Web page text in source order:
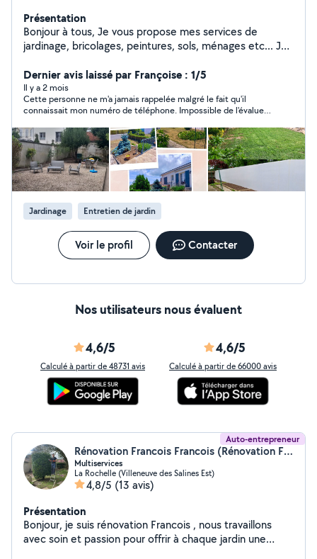
Présentation
Bonjour à tous, Je vous propose mes services de
jardinage, bricolages, peintures, sols, ménages etc... Je
plusieurs services selon vos demandes. Les photos
viendront compléter mon profil au fur et à mesure.
Dernier avis laissé par Françoise : 1/5
Il y a 2 mois
Cette personne ne m'a jamais rappelée malgré le fait qu'il
connaissait mon numéro de téléphone. Impossible de l'évaluer
Jardinage Entretien de jardin
Voir le profil Contacter
Nos utilisateurs nous évaluent
4,6/5
Calculé à partir de 48731 avis
4,6/5
Calculé à partir de 66000 avis
Auto-entrepreneur
Rénovation Francois Francois (Rénovation François)
Multiservices
La Rochelle (Villeneuve des Salines Est)
4,8/5 (13 avis)
Présentation
Bonjour, je suis rénovation Francois , nous travaillons
avec soin et passion pour offrir à chaque jardin une